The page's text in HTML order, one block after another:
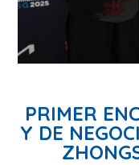
PRIMER
Y DE